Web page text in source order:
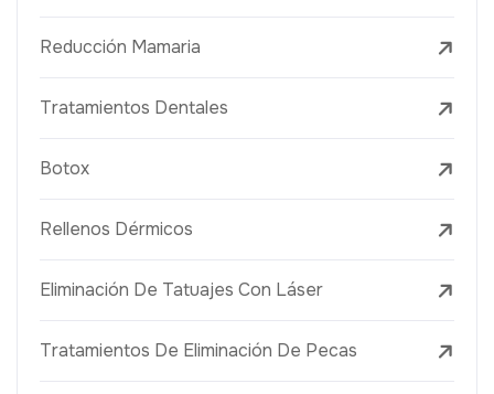
Reducción Mamaria
Tratamientos Dentales
Botox
Rellenos Dérmicos
Eliminación De Tatuajes Con Láser
Tratamientos De Eliminación De Pecas